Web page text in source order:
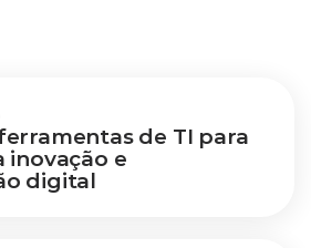
de TI para
inovação e
digital